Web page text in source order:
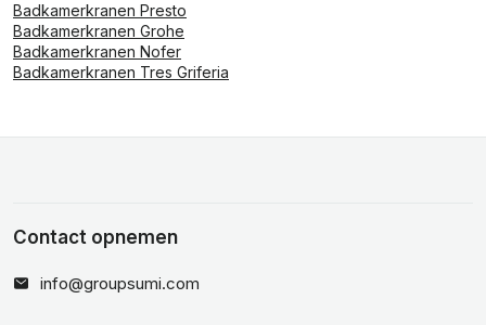
Badkamerkranen Presto
Badkamerkranen Grohe
Badkamerkranen Nofer
Badkamerkranen Tres Griferia
Contact opnemen
info@groupsumi.com